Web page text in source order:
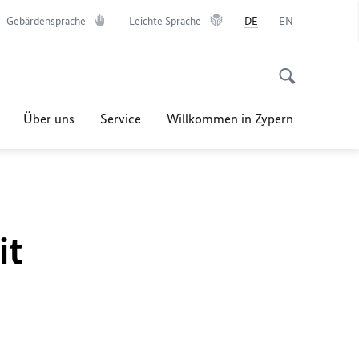
Gebärdensprache Leichte Sprache DE EN
Über uns Service Willkommen in Zypern